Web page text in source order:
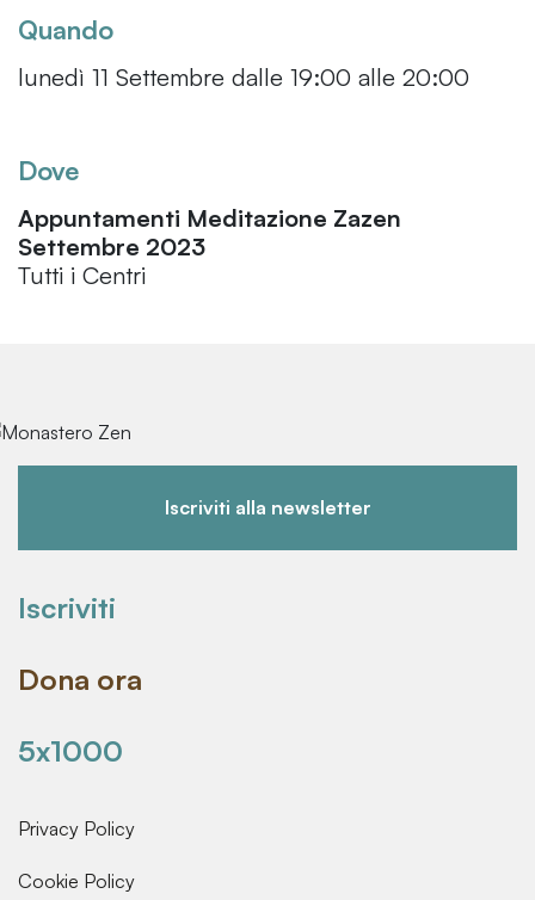
Quando
lunedì 11 Settembre dalle 19:00 alle 20:00
Dove
Appuntamenti Meditazione Zazen
Settembre 2023
Tutti i Centri
Iscriviti alla newsletter
Iscriviti
Dona ora
5x1000
Privacy Policy
Cookie Policy